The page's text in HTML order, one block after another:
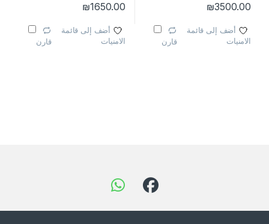
₪3500.00
أضف إلى قائمة
الامنيات
قارن
₪1650.00
أضف إلى قائمة
الامنيات
قارن